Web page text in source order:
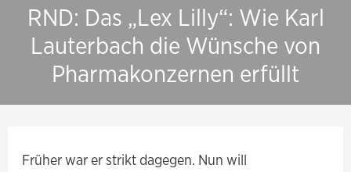
RND: Das „Lex Lilly“: Wie Karl
Lauterbach die Wünsche von
Pharmakonzernen erfüllt
Früher war er strikt dagegen. Nun will